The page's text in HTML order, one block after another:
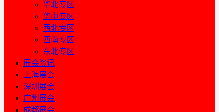
华北专区
华中专区
西北专区
西南专区
东北专区
展会资讯
上海展会
深圳展会
广州展会
成都展会